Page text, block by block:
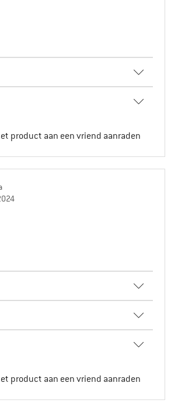
product aan een vriend aanraden
product aan een vriend aanraden